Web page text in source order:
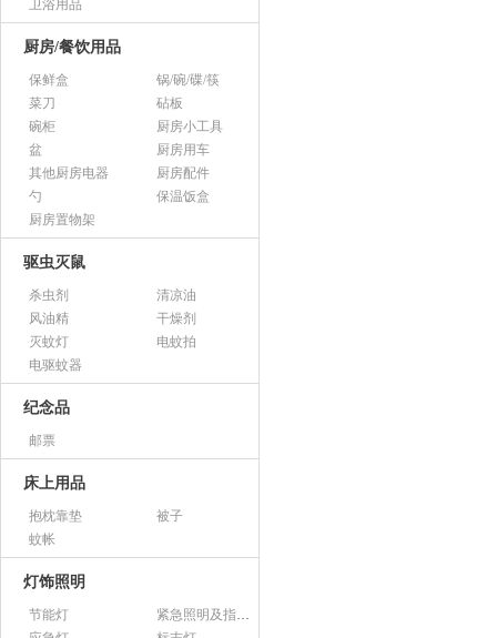
卫浴用品
厨房/餐饮用品
保鲜盒
锅/碗/碟/筷
菜刀
砧板
碗柜
厨房小工具
盆
厨房用车
其他厨房电器
厨房配件
勺
保温饭盒
厨房置物架
驱虫灭鼠
杀虫剂
清凉油
风油精
干燥剂
灭蚊灯
电蚊拍
电驱蚊器
纪念品
邮票
床上用品
抱枕靠垫
被子
蚊帐
灯饰照明
节能灯
紧急照明及指示灯